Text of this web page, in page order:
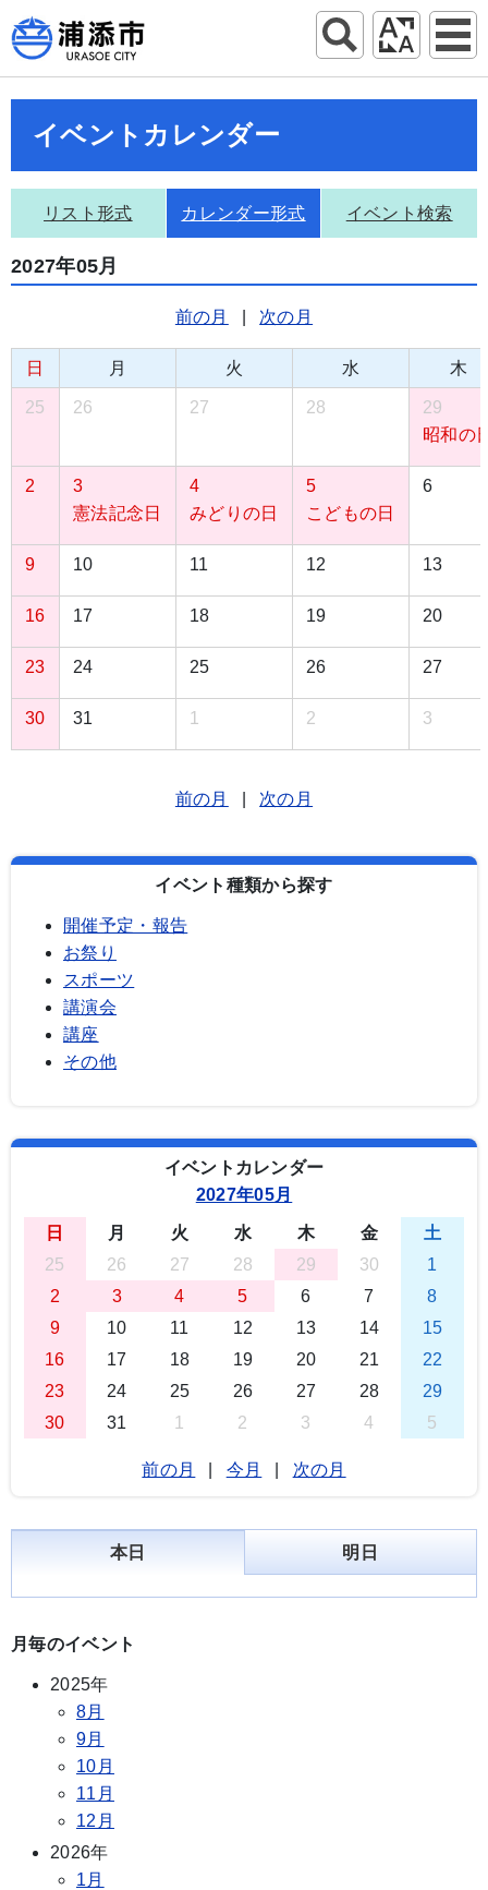
イベントカレンダー
リスト形式 カレンダー形式 イベント検索
2027年05月
前の月 次の月
日 月 火 水 木
25 26 27 28
29
昭和の
2
3
憲法記念日
4
みどりの日
5
こどもの日
6
9 10 11 12 13
16 17 18 19 20
23 24 25 26 27
30 31 1 2 3
前の月 次の月
イベント種類から探す
開催予定・報告
お祭り
スポーツ
講演会
講座
その他
イベントカレンダー
2027年05月
日 月 火 水 木 金
土
25
26 27 28 29 30
1
2
3 4 5 6 7
8
9
10 11 12 13 14
15
16
17 18 19 20 21
22
23
24 25 26 27 28
29
30
31 1 2 3 4 5
前の月 今月 次の月
本日 明日
月毎のイベント
2025年
8月
9月
10月
11月
12月
2026年
1月